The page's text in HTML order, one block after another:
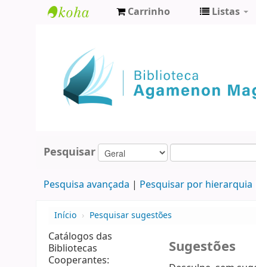
Agamenon
Magalhães
Carrinho Listas
Pesquisar
Pesquisa avançada Pesquisar por hierarquia
Início › Pesquisar sugestões
Catálogos das
Bibliotecas
Cooperantes:
Sugestões